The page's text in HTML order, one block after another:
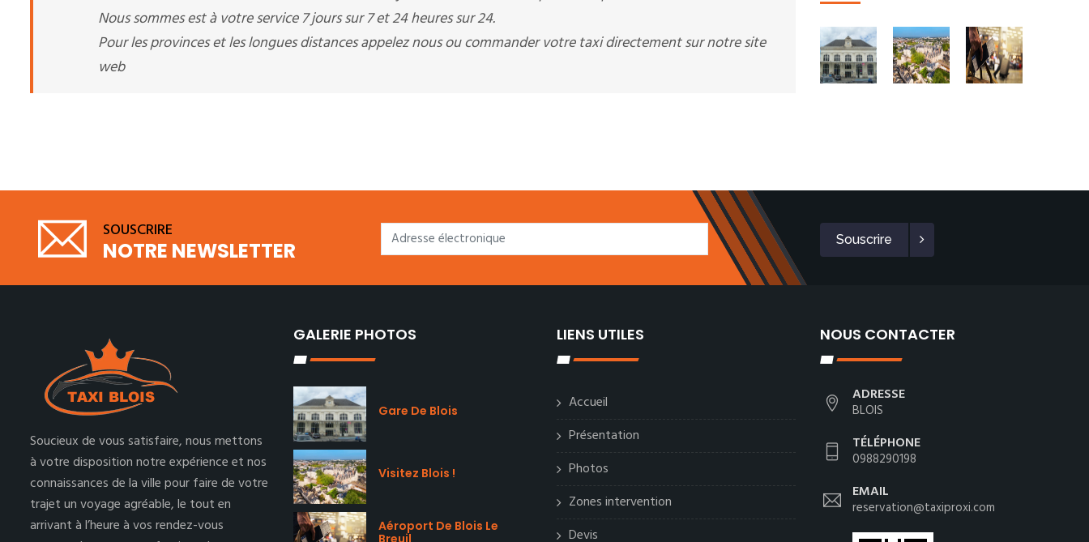
Nous sommes est à votre service 7 jours sur 7 et 24 heures sur 24.
Pour les provinces et les longues distances appelez nous ou commander votre taxi directement sur notre site
web
SOUSCRIRE
NOTRE NEWSLETTER Souscrire
Soucieux de vous satisfaire, nous mettons
à votre disposition notre expérience et nos
connaissances de la ville pour faire de votre
trajet un voyage agréable, le tout en
arrivant à l’heure à vos rendez-vous
GALERIE PHOTOS
Gare De Blois
Visitez Blois !
Aéroport De Blois Le
Breuil
LIENS UTILES
Accueil
Présentation
Photos
Zones intervention
Devis
NOUS CONTACTER
ADRESSE
BLOIS
TÉLÉPHONE
0988290198
EMAIL
reservation@taxiproxi.com